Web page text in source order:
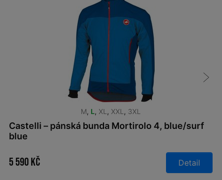
M, L, XL , XXL , 3XL
Castelli – pánská bunda Mortirolo 4, blue/surf
blue
5 590 Kč Detail